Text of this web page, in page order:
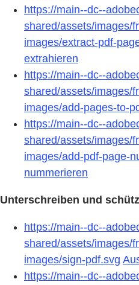
https://main--dc--
shared/assets/images/
images/extract-pdf-
extrahieren
https://main--dc--
shared/assets/images/
images/add-pages-to-
https://main--dc--
shared/assets/images/
images/add-pdf-page-
nummerieren
Unterschreiben und
https://main--dc--
shared/assets/images/
images/sign-pdf.svg
https://main--dc--